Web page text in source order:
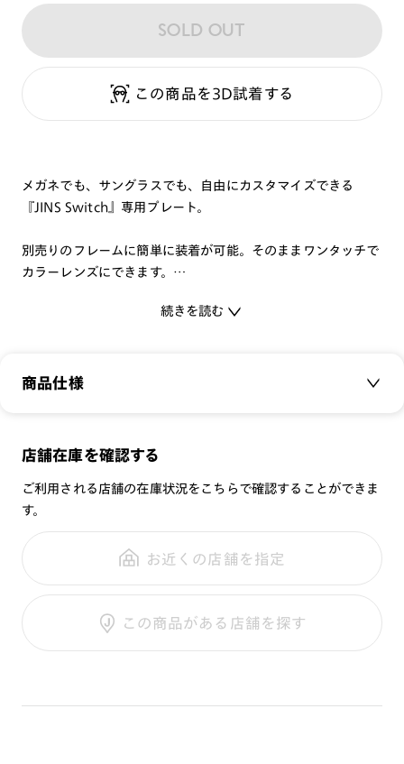
SOLD OUT
この商品を3D試着する
メガネでも、サングラスでも、自由にカスタマイズできる
『JINS Switch』専用プレート。
別売りのフレームに簡単に装着が可能。そのままワンタッチで
カラーレンズにできます。
Switchが見つかるはずです！
ーを取り揃えました。
‐プレートレンズ‐
[紫外線透過率]
0.1%以下
[可視光線透過率]
COLOR 171：64%
COLOR 281：23%
COLOR 911：65%
続きを読む
商品仕様
Plate
品番： CFS-23S-C164
サイズ：
重さ：
スタイル：
シリーズ：
性別：
鼻パッド：
テンプル：
店舗在庫を確認する
ご利用される店舗の在庫状況をこちらで確認することができま
す。
お近くの店舗を指定
この商品がある店舗を探す